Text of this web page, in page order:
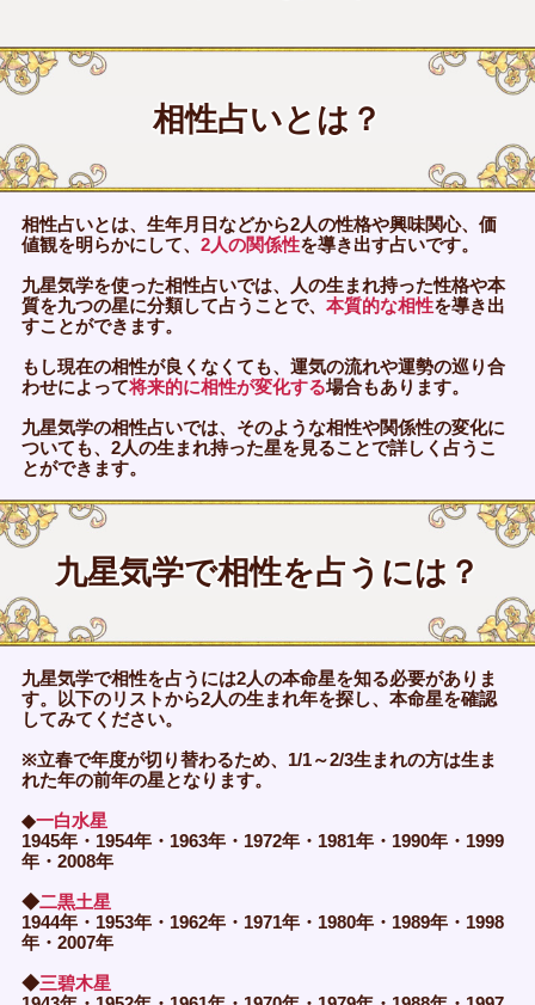
相性占いとは？
相性占いとは、生年月日などから2人の性格や興味関心、価
値観を明らかにして、 2人の関係性を導き出す占いです。
九星気学を使った相性占いでは、人の生まれ持った性格や本
質を九つの星に分類して占うことで、 本質的な相性を導き出
すことができます。
もし現在の相性が良くなくても、運気の流れや運勢の巡り合
わせによって将来的に相性が変化する場合もあります。
九星気学の相性占いでは、そのような相性や関係性の変化に
ついても、2人の生まれ持った星を見ることで詳しく占うこ
とができます。
九星気学で相性を占うには？
九星気学で相性を占うには2人の本命星を知る必要がありま
す。以下のリストから2人の生まれ年を探し、本命星を確認
してみてください。
※立春で年度が切り替わるため、1/1～2/3生まれの方は生ま
れた年の前年の星となります。
◆一白水星
1945年・1954年・1963年・1972年・1981年・1990年・1999
年・2008年
◆二黒土星
1944年・1953年・1962年・1971年・1980年・1989年・1998
年・2007年
◆三碧木星